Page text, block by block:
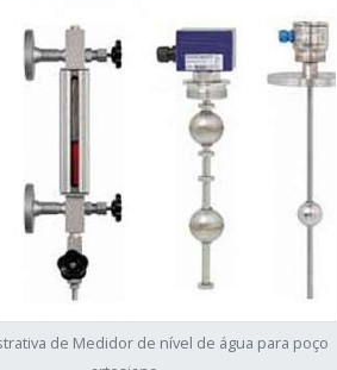
de Medidor de nível de água para poço